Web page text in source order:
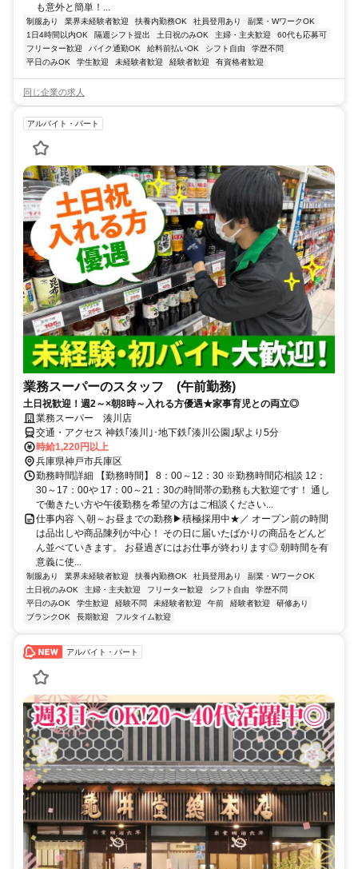
も意外と簡単！...
制服あり 業界未経験者歓迎 扶養内勤務OK 社員登用あり
副業・WワークOK
1日4時間以内OK
隔週シフト提出 土日祝のみOK 主婦・主夫歓迎
60代も応募可
フリーター歓迎
バイク通勤OK 給料前払いOK シフト自由
学歴不問
平日のみOK
学生歓迎 未経験者歓迎 経験者歓迎 有資格者歓迎
同じ企業の求人
アルバイト・パート
業務スーパーのスタッフ (午前勤務)
土日祝歓迎！週2～×朝8時～入れる方優遇★家事育児との両立◎
業務スーパー 湊川店
交通・アクセス 神鉄｢湊川｣･地下鉄｢湊川公園｣駅より5分
時給1,220円以上
兵庫県神戸市兵庫区
勤務時間詳細 【勤務時間】 8：00～12：30 ※勤務時間応相談 12：
30～17：00や 17：00～21：30の時間帯の勤務も大歓迎です！ 通し
で働きたい方や午後勤務を希望の方はご相談ください...
仕事内容 ＼朝～お昼までの勤務▶積極採用中★／ オープン前の時間
は品出しや商品陳列が中心！ その日に届いたばかりの商品をどんど
ん並べていきます。 お昼過ぎにはお仕事が終わります◎ 朝時間を有
意義に使...
制服あり 業界未経験者歓迎 扶養内勤務OK 社員登用あり
副業・WワークOK
土日祝のみOK
主婦・主夫歓迎 フリーター歓迎 シフト自由
学歴不問
平日のみOK
学生歓迎 経験不問 未経験者歓迎 午前 経験者歓迎
研修あり
ブランクOK
長期歓迎 フルタイム歓迎
アルバイト・パート